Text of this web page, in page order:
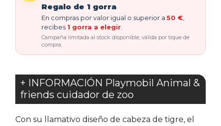
Regalo de 1 gorra
En compras por valor igual o superior a 50 €
recibes 1 gorra a elegir
Campaña limitada al stock disponible, válida por tique de
compra.
+ INFORMACIÓN Playmobil Animal &
friends cuidador de zoo
Con su llamativo diseño de cabeza de tigre, el